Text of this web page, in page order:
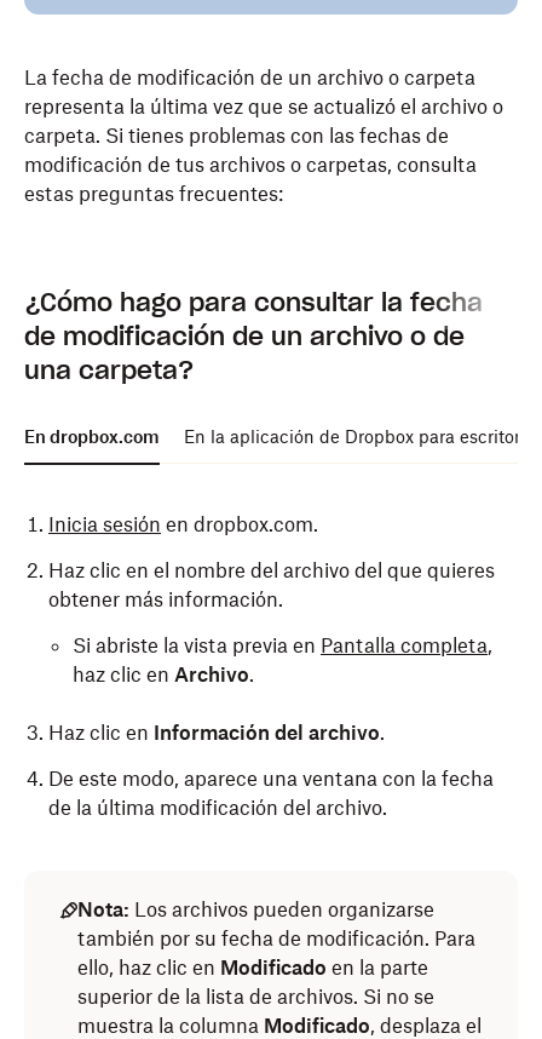
La fecha de modificación de un archivo o carpeta
representa la última vez que se actualizó el archivo o
carpeta. Si tienes problemas con las fechas de
modificación de tus archivos o carpetas, consulta
estas preguntas frecuentes:
¿Cómo hago para consultar la fecha
de modificación de un archivo o de
una carpeta?
En dropbox.com En la aplicación de Dropbox para escritorio
Inicia sesión en dropbox.com.
Haz clic en el nombre del archivo del que quieres
obtener más información.
Si abriste la vista previa en Pantalla completa,
haz clic en Archivo.
Haz clic en Información del archivo.
De este modo, aparece una ventana con la fecha
de la última modificación del archivo.
Nota: Los archivos pueden organizarse
también por su fecha de modificación. Para
ello, haz clic en Modificado en la parte
superior de la lista de archivos. Si no se
muestra la columna Modificado, desplaza el